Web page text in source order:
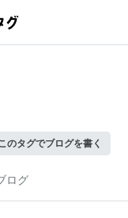
のタグでブログを書く
ログ